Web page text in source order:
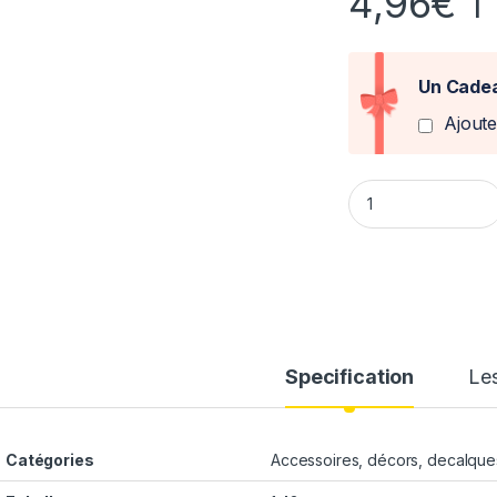
Un
Décalque Alu 1/
Specification
Catégories Accessoires, décors,